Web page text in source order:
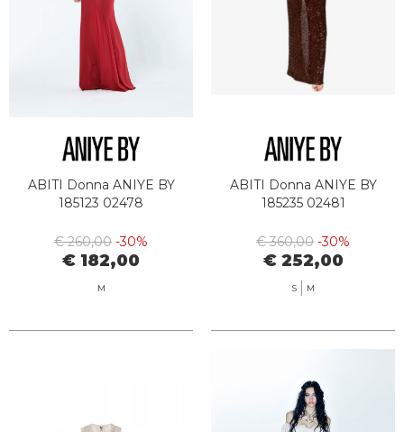
ABITI Donna ANIYE BY
185123 02478
€ 260,00 -30%
€ 182,00
M
ABITI Donna ANIYE BY
185235 02481
€ 360,00 -30%
€ 252,00
S M